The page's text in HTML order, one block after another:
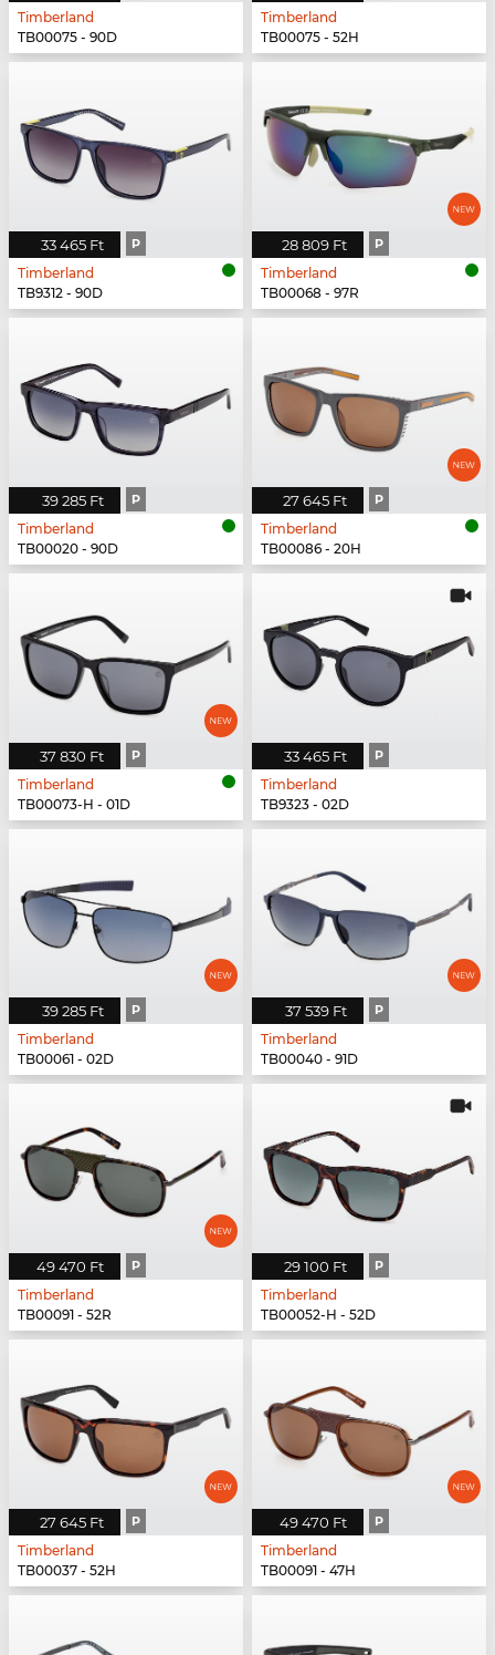
Timberland
TB00075 - 90D
Timberland
TB00075 - 52H
33 465 Ft P
Timberland
TB9312 - 90D
28 809 Ft P
Timberland
TB00068 - 97R
39 285 Ft P
Timberland
TB00020 - 90D
27 645 Ft P
Timberland
TB00086 - 20H
37 830 Ft P
Timberland
TB00073-H - 01D
33 465 Ft P
Timberland
TB9323 - 02D
39 285 Ft P
Timberland
TB00061 - 02D
37 539 Ft P
Timberland
TB00040 - 91D
49 470 Ft P
Timberland
TB00091 - 52R
29 100 Ft P
Timberland
TB00052-H - 52D
27 645 Ft P
Timberland
TB00037 - 52H
49 470 Ft P
Timberland
TB00091 - 47H